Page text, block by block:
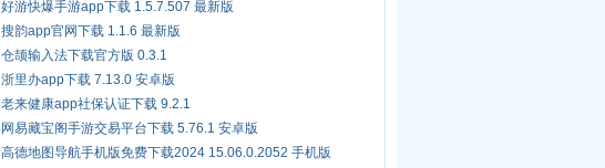
好游快爆手游app下载 1.5.7.507 最新版
搜韵app官网下载 1.1.6 最新版
仓颉输入法下载官方版 0.3.1
浙里办app下载 7.13.0 安卓版
老来健康app社保认证下载 9.2.1
网易藏宝阁手游交易平台下载 5.76.1 安卓版
高德地图导航手机版免费下载2024 15.06.0.2052 手机版